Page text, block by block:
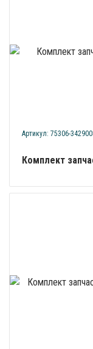
Артикул: 75306-
Комплект